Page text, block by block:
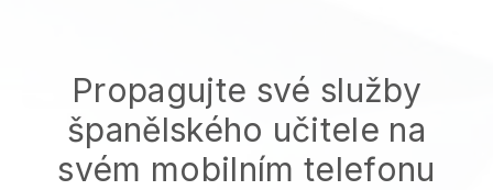
Propagujte své služby
španělského učitele na
svém mobilním telefonu